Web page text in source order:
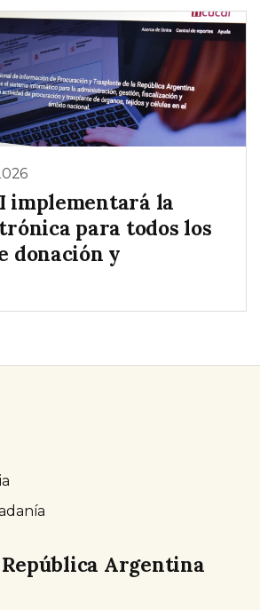
implementará la
para todos los
donación y
Argentina